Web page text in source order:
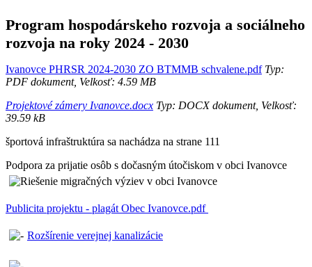
Program hospodárskeho rozvoja a sociálneho
rozvoja na roky 2024 - 2030
Ivanovce PHRSR 2024-2030 ZO BTMMB schvalene.pdfTyp:
PDF dokument, Velkosť: 4.59 MB
Projektové zámery Ivanovce.docx Typ: DOCX dokument, Velkosť:
39.59 kB
športová infraštruktúra sa nachádza na strane 111
Podpora za prijatie osôb s dočasným útočiskom v obci Ivanovce
Publicita projektu - plagát Obec Ivanovce.pdf
Rozšírenie verejnej kanalizácie